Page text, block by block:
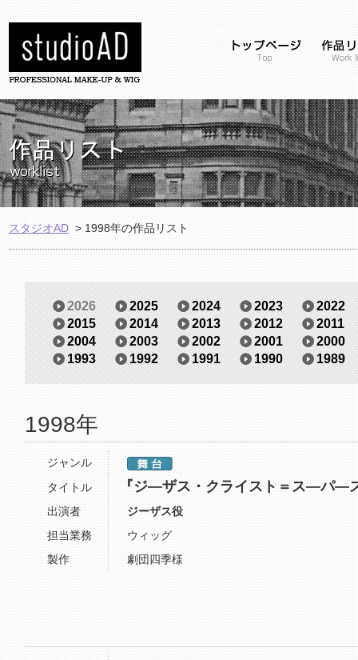
スタジオAD > 1998年の作品リスト
2026 2025 2024 2023
2022
2015
2014 2013 2012
2011
2004
2003 2002 2001
2000
1993
1992 1991 1990 1989
1998年
ジャンル
タイトル
『ジ―ザス・クライスト＝ス―パ―
出演者
ジーザス役
担当業務
ウィッグ
製作
劇団四季様